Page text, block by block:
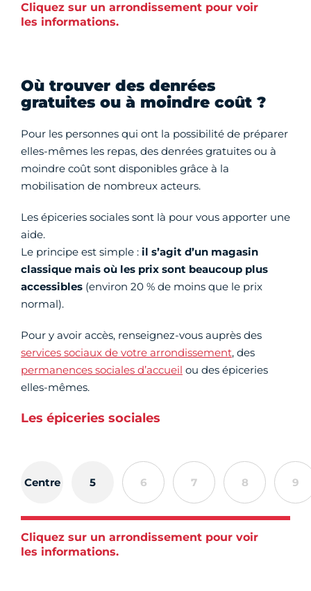
Cliquez sur un arrondissement pour voir
les informations.
Où trouver des denrées
gratuites ou à moindre coût ?
Pour les personnes qui ont la possibilité de préparer
elles-mêmes les repas, des denrées gratuites ou à
moindre coût sont disponibles grâce à la
mobilisation de nombreux acteurs.
Les épiceries sociales sont là pour vous apporter une
aide.
Le principe est simple : il s’agit d’un magasin
classique mais où les prix sont beaucoup plus
accessibles (environ 20 % de moins que le prix
normal).
Pour y avoir accès, renseignez-vous auprès des
services sociaux de votre arrondissement, des
permanences sociales d’accueil ou des épiceries
elles-mêmes.
Les épiceries sociales
Centre 5 6 7 8 9
Cliquez sur un arrondissement pour voir
les informations.